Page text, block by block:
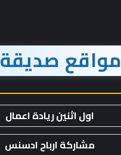
مواقع صديقة
اول اثنين ريادة اعمال
مشاركة ارباح ادسنس